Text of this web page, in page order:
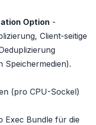
Option -
Client-seitige
Speichermedien).
(pro CPU-Sockel)
Exec Bundle für die